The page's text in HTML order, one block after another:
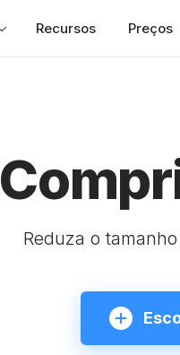
Recursos Preços
Reduza o